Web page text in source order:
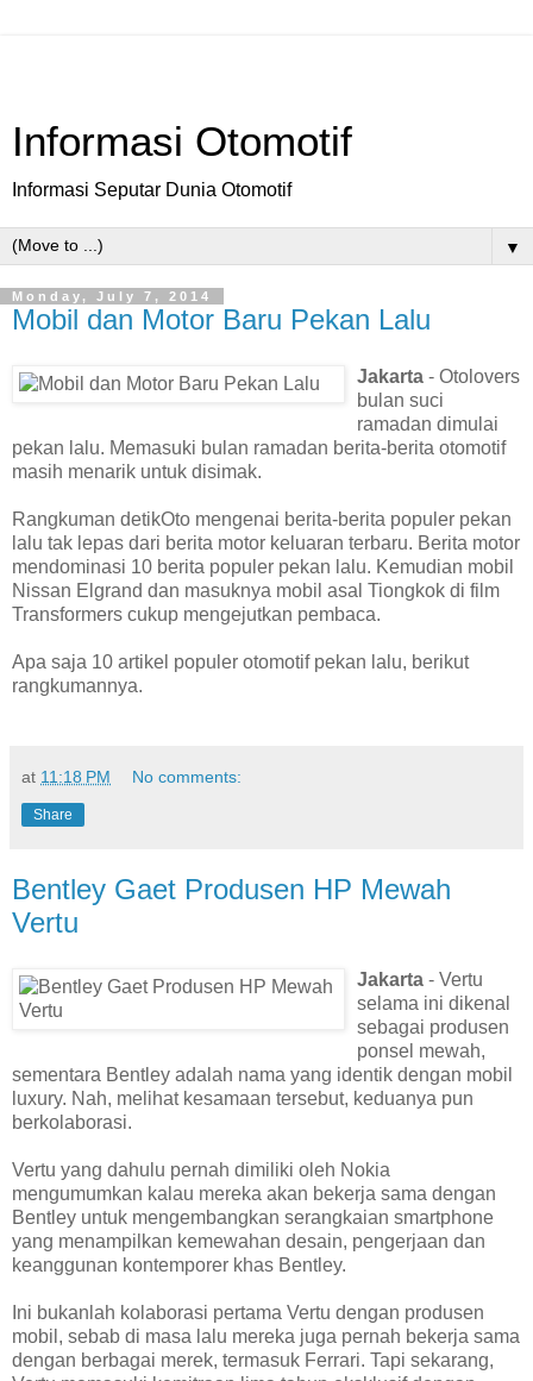
Informasi Otomotif
Informasi Seputar Dunia Otomotif
▼
Monday, July 7, 2014
Mobil dan Motor Baru Pekan Lalu
Jakarta - Otolovers
bulan suci
ramadan dimulai
pekan lalu. Memasuki bulan ramadan berita-berita otomotif
masih menarik untuk disimak.
Rangkuman detikOto mengenai berita-berita populer pekan
lalu tak lepas dari berita motor keluaran terbaru. Berita motor
mendominasi 10 berita populer pekan lalu. Kemudian mobil
Nissan Elgrand dan masuknya mobil asal Tiongkok di film
Transformers cukup mengejutkan pembaca.
Apa saja 10 artikel populer otomotif pekan lalu, berikut
rangkumannya.
at 11:18 PM No comments:
Share
Bentley Gaet Produsen HP Mewah
Vertu
Jakarta - Vertu
selama ini dikenal
sebagai produsen
ponsel mewah,
sementara Bentley adalah nama yang identik dengan mobil
luxury. Nah, melihat kesamaan tersebut, keduanya pun
berkolaborasi.
Vertu yang dahulu pernah dimiliki oleh Nokia
mengumumkan kalau mereka akan bekerja sama dengan
Bentley untuk mengembangkan serangkaian smartphone
yang menampilkan kemewahan desain, pengerjaan dan
keanggunan kontemporer khas Bentley.
Ini bukanlah kolaborasi pertama Vertu dengan produsen
mobil, sebab di masa lalu mereka juga pernah bekerja sama
dengan berbagai merek, termasuk Ferrari. Tapi sekarang,